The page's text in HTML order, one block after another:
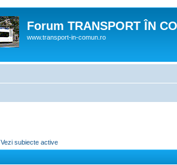
Forum TRANSPORT ÎN
www.transport-in-comun.ro
Vezi subiecte active